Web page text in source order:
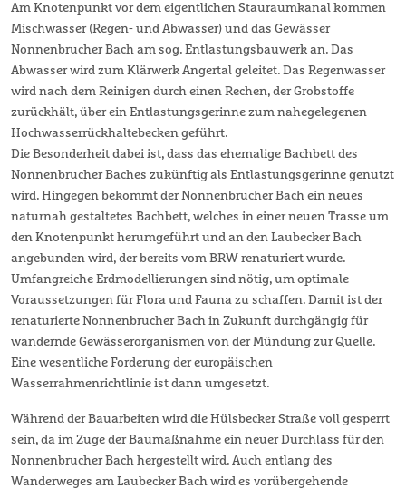
Am Knotenpunkt vor dem eigentlichen Stauraumkanal kommen
Mischwasser (Regen- und Abwasser) und das Gewässer
Nonnenbrucher Bach am sog. Entlastungsbauwerk an. Das
Abwasser wird zum Klärwerk Angertal geleitet. Das Regenwasser
wird nach dem Reinigen durch einen Rechen, der Grobstoffe
zurückhält, über ein Entlastungsgerinne zum nahegelegenen
Hochwasserrückhaltebecken geführt.
Die Besonderheit dabei ist, dass das ehemalige Bachbett des
Nonnenbrucher Baches zukünftig als Entlastungsgerinne genutzt
wird. Hingegen bekommt der Nonnenbrucher Bach ein neues
naturnah gestaltetes Bachbett, welches in einer neuen Trasse um
den Knotenpunkt herumgeführt und an den Laubecker Bach
angebunden wird, der bereits vom BRW renaturiert wurde.
Umfangreiche Erdmodellierungen sind nötig, um optimale
Voraussetzungen für Flora und Fauna zu schaffen. Damit ist der
renaturierte Nonnenbrucher Bach in Zukunft durchgängig für
wandernde Gewässerorganismen von der Mündung zur Quelle.
Eine wesentliche Forderung der europäischen
Wasserrahmenrichtlinie ist dann umgesetzt.
Während der Bauarbeiten wird die Hülsbecker Straße voll gesperrt
sein, da im Zuge der Baumaßnahme ein neuer Durchlass für den
Nonnenbrucher Bach hergestellt wird. Auch entlang des
Wanderweges am Laubecker Bach wird es vorübergehende